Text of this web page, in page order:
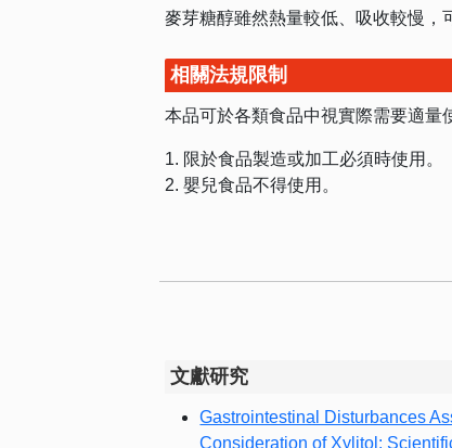
麥芽糖醇雖然熱量較低、吸收較慢，
相關法規限制
本品可於各類食品中視實際需要適量
1. 限於食品製造或加工必須時使用。
2. 嬰兒食品不得使用。
文獻研究
Gastrointestinal Disturbances
Consideration of Xylitol: